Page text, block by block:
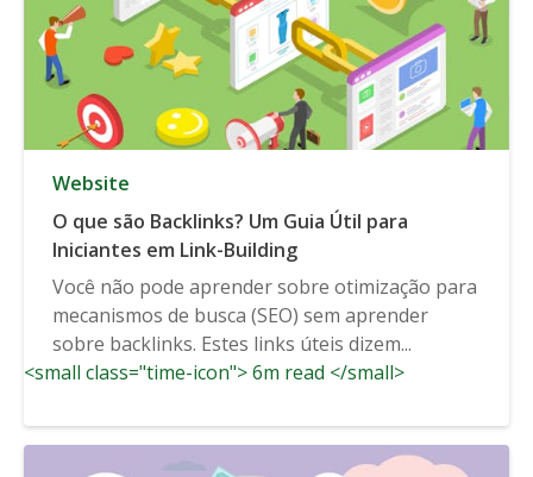
Website
O que são Backlinks? Um Guia Útil para
Iniciantes em Link-Building
Você não pode aprender sobre otimização para
mecanismos de busca (SEO) sem aprender
sobre backlinks. Estes links úteis dizem...
<small class="time-icon"> 6m read </small>